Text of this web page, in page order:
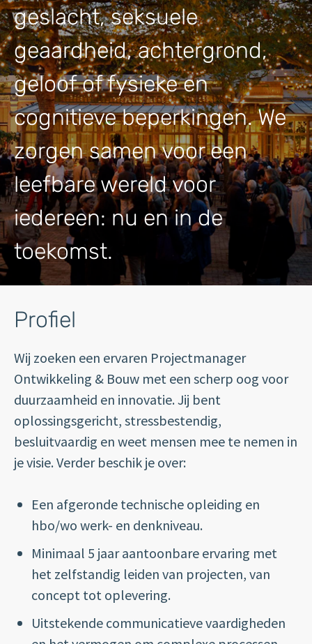
geslacht, seksuele
geaardheid, achtergrond,
geloof of fysieke en
cognitieve beperkingen. We
zorgen samen voor een
leefbare wereld voor
iedereen: nu en in de
toekomst.
Profiel
Wij zoeken een ervaren Projectmanager
Ontwikkeling & Bouw met een scherp oog voor
duurzaamheid en innovatie. Jij bent
oplossingsgericht, stressbestendig,
besluitvaardig en weet mensen mee te nemen in
je visie. Verder beschik je over:
Een afgeronde technische opleiding en
hbo/wo werk- en denkniveau.
Minimaal 5 jaar aantoonbare ervaring met
het zelfstandig leiden van projecten, van
concept tot oplevering.
Uitstekende communicatieve vaardigheden